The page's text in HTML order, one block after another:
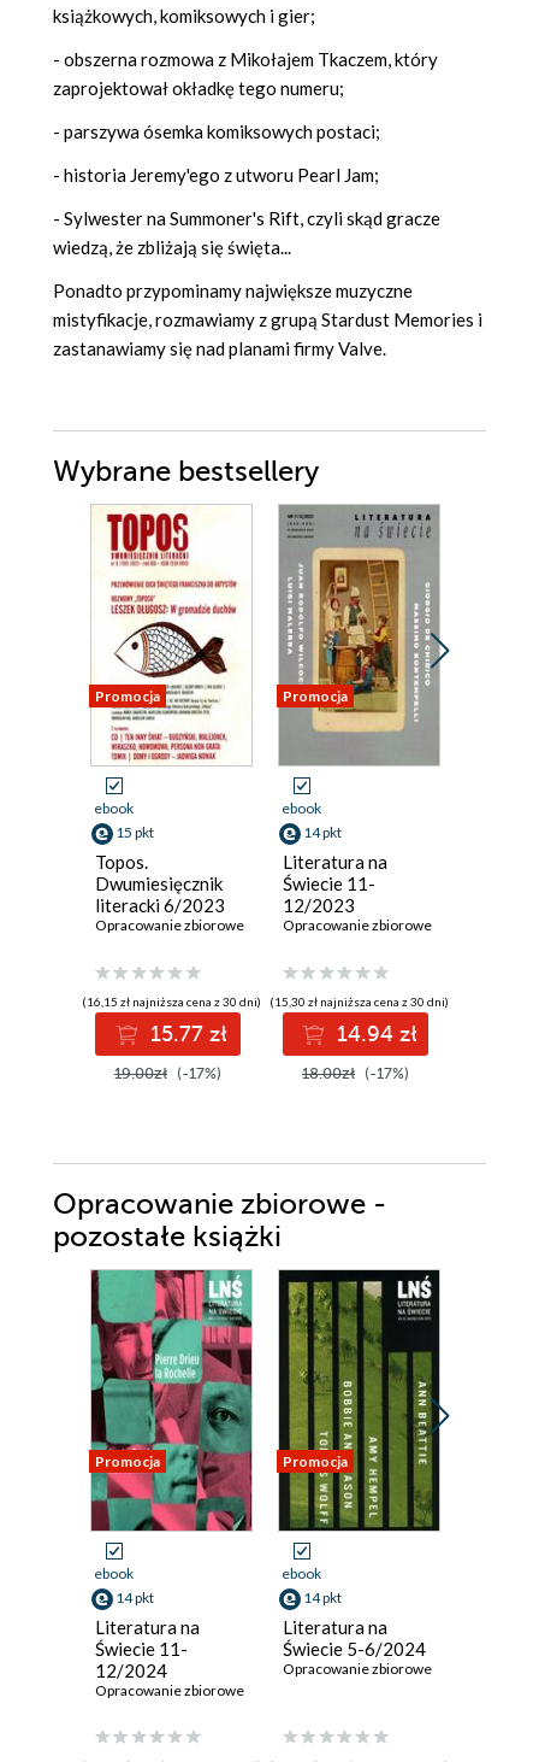
książkowych, komiksowych i gier;
- obszerna rozmowa z Mikołajem Tkaczem, który
zaprojektował okładkę tego numeru;
- parszywa ósemka komiksowych postaci;
- historia Jeremy'ego z utworu Pearl Jam;
- Sylwester na Summoner's Rift, czyli skąd gracze
wiedzą, że zbliżają się święta...
Ponadto przypominamy największe muzyczne
mistyfikacje, rozmawiamy z grupą Stardust Memories i
zastanawiamy się nad planami firmy Valve.
Wybrane bestsellery
Promocja
ebook
15 pkt
Topos.
Dwumiesięcznik
literacki 6/2023
Opracowanie zbiorowe
(16,15 zł najniższa cena z 30 dni)
15.77 zł
19.00zł (-17%)
Promocja
ebook
14 pkt
Literatura na
Świecie 11-
12/2023
Opracowanie zbiorowe
(15,30 zł najniższa cena z 30 dni)
14.94 zł
18.00zł (-17%)
Opracowanie zbiorowe -
pozostałe książki
Promocja
ebook
14 pkt
Literatura na
Świecie 11-
12/2024
Opracowanie zbiorowe
Promocja
ebook
14 pkt
Literatura na
Świecie 5-6/2024
Opracowanie zbiorowe